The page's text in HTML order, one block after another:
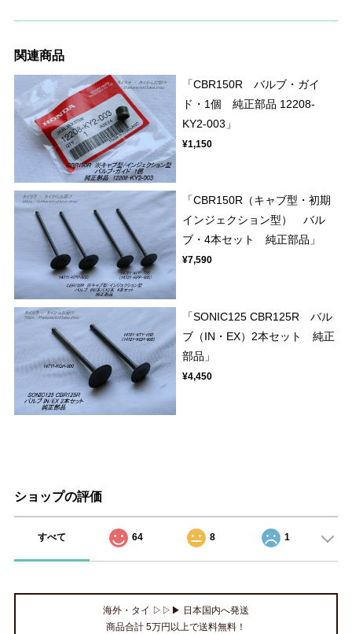
関連商品
「CBR150R バルブ・ガイ
ド・1個 純正部品 12208-
KY2-003」
¥1,150
「CBR150R（キャブ型・初期
インジェクション型） バル
ブ・4本セット 純正部品」
¥7,590
「SONIC125 CBR125R バル
ブ（IN・EX）2本セット 純正
部品」
¥4,450
ショップの評価
すべて 64 8 1
海外・タイ ▷▷▶ 日本国内へ発送
商品合計 5万円以上で送料無料！